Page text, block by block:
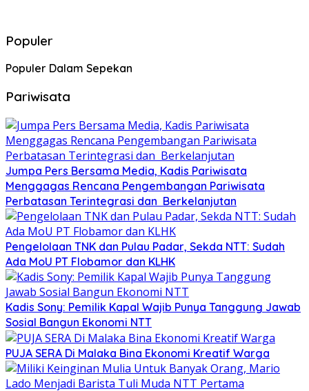
Populer
Populer Dalam Sepekan
Pariwisata
Jumpa Pers Bersama Media, Kadis Pariwisata
Menggagas Rencana Pengembangan Pariwisata
Perbatasan Terintegrasi dan Berkelanjutan
Pengelolaan TNK dan Pulau Padar, Sekda NTT: Sudah
Ada MoU PT Flobamor dan KLHK
Kadis Sony: Pemilik Kapal Wajib Punya Tanggung Jawab
Sosial Bangun Ekonomi NTT
PUJA SERA Di Malaka Bina Ekonomi Kreatif Warga